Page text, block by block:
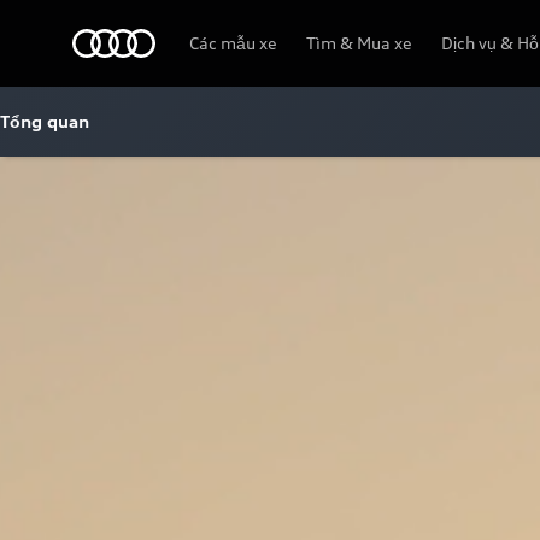
Các mẫu xe Tìm & Mua xe Dịch vụ &
Tổng quan